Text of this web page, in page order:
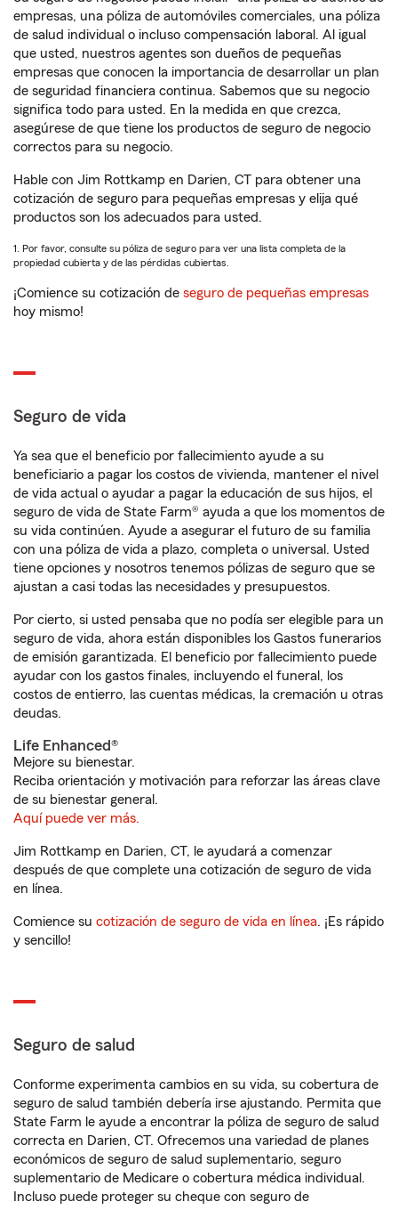
empresas, una póliza de automóviles comerciales, una póliza
de salud individual o incluso compensación laboral. Al igual
que usted, nuestros agentes son dueños de pequeñas
empresas que conocen la importancia de desarrollar un plan
de seguridad financiera continua. Sabemos que su negocio
significa todo para usted. En la medida en que crezca,
asegúrese de que tiene los productos de seguro de negocio
correctos para su negocio.
Hable con Jim Rottkamp en Darien, CT para obtener una
cotización de seguro para pequeñas empresas y elija qué
productos son los adecuados para usted.
1. Por favor, consulte su póliza de seguro para ver una lista completa de la
propiedad cubierta y de las pérdidas cubiertas.
¡Comience su cotización de seguro de pequeñas empresas
hoy mismo!
Seguro de vida
Ya sea que el beneficio por fallecimiento ayude a su
beneficiario a pagar los costos de vivienda, mantener el nivel
de vida actual o ayudar a pagar la educación de sus hijos, el
seguro de vida de State Farm® ayuda a que los momentos de
su vida continúen. Ayude a asegurar el futuro de su familia
con una póliza de vida a plazo, completa o universal. Usted
tiene opciones y nosotros tenemos pólizas de seguro que se
ajustan a casi todas las necesidades y presupuestos.
Por cierto, si usted pensaba que no podía ser elegible para un
seguro de vida, ahora están disponibles los Gastos funerarios
de emisión garantizada. El beneficio por fallecimiento puede
ayudar con los gastos finales, incluyendo el funeral, los
costos de entierro, las cuentas médicas, la cremación u otras
deudas.
Life Enhanced®
Mejore su bienestar.
Reciba orientación y motivación para reforzar las áreas clave
de su bienestar general.
Aquí puede ver más.
Jim Rottkamp en Darien, CT, le ayudará a comenzar
después de que complete una cotización de seguro de vida
en línea.
Comience su cotización de seguro de vida en línea. ¡Es rápido
y sencillo!
Seguro de salud
Conforme experimenta cambios en su vida, su cobertura de
seguro de salud también debería irse ajustando. Permita que
State Farm le ayude a encontrar la póliza de seguro de salud
correcta en Darien, CT. Ofrecemos una variedad de planes
económicos de seguro de salud suplementario, seguro
suplementario de Medicare o cobertura médica individual.
Incluso puede proteger su cheque con seguro de